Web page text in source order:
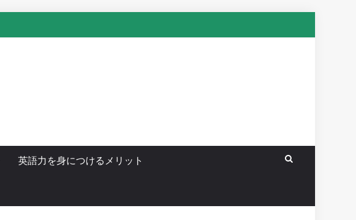
英語力を身につけるメリット